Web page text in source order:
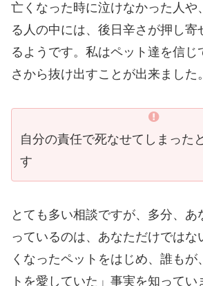
亡くなった時に泣けなかった人や
る人の中には、後日辛さが押し寄
るようです。私はペット達を信じ
さから抜け出すことが出来ました
自分の責任で死なせてしまった
す
とても多い相談ですが、多分、あ
っているのは、あなただけではな
くなったペットをはじめ、誰もが
トを愛していた」事実を知って